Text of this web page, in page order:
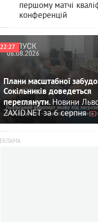
першому матчі
конференцій
22:27
Плани масштабної
Сокільників доведеться
переглянути. Новини
ZAXID.NET за 6 серпня